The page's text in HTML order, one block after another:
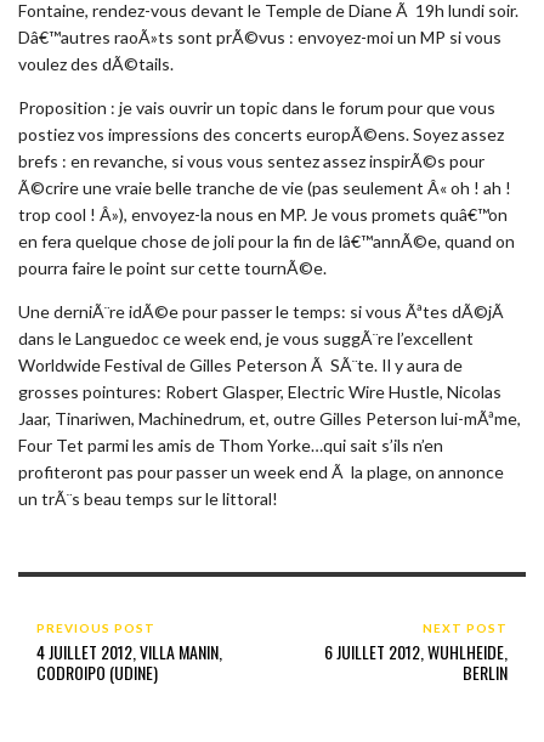
Fontaine, rendez-vous devant le Temple de Diane Ã 19h lundi soir.
Dâ€™autres raoÃ»ts sont prÃ©vus : envoyez-moi un MP si vous
voulez des dÃ©tails.
Proposition : je vais ouvrir un topic dans le forum pour que vous
postiez vos impressions des concerts europÃ©ens. Soyez assez
brefs : en revanche, si vous vous sentez assez inspirÃ©s pour
Ã©crire une vraie belle tranche de vie (pas seulement Â« oh ! ah !
trop cool ! Â»), envoyez-la nous en MP. Je vous promets quâ€™on
en fera quelque chose de joli pour la fin de lâ€™annÃ©e, quand on
pourra faire le point sur cette tournÃ©e.
Une derniÃ¨re idÃ©e pour passer le temps: si vous Ãªtes dÃ©jÃ
dans le Languedoc ce week end, je vous suggÃ¨re l’excellent
Worldwide Festival de Gilles Peterson Ã SÃ¨te. Il y aura de
grosses pointures: Robert Glasper, Electric Wire Hustle, Nicolas
Jaar, Tinariwen, Machinedrum, et, outre Gilles Peterson lui-mÃªme,
Four Tet parmi les amis de Thom Yorke…qui sait s’ils n’en
profiteront pas pour passer un week end Ã la plage, on annonce
un trÃ¨s beau temps sur le littoral!
PREVIOUS POST
4 JUILLET 2012, VILLA MANIN,
CODROIPO (UDINE)
NEXT POST
6 JUILLET 2012, WUHLHEIDE,
BERLIN